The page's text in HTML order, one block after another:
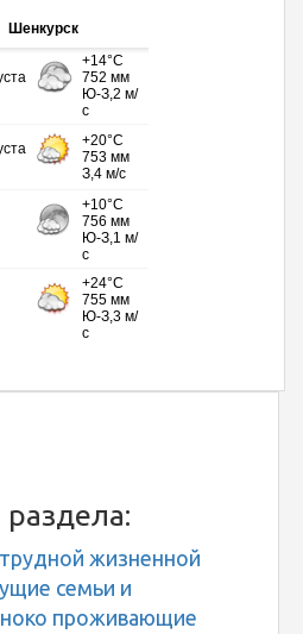
Шенкурск
жизненной
семьи и
проживающие